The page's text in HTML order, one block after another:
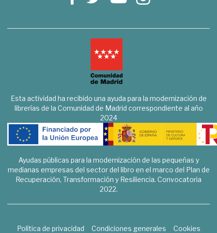
Esta actividad ha recibido una ayuda para la modernización de
librerías de la Comunidad de Madrid correspondiente al año
2024
Ayudas públicas para la modernización de las pequeñas y
medianas empresas del sector del libro en el marco del Plan de
Recuperación, Transformación y Resiliencia. Convocatoria
2022.
Política de privacidad Condiciones generales
Cookies